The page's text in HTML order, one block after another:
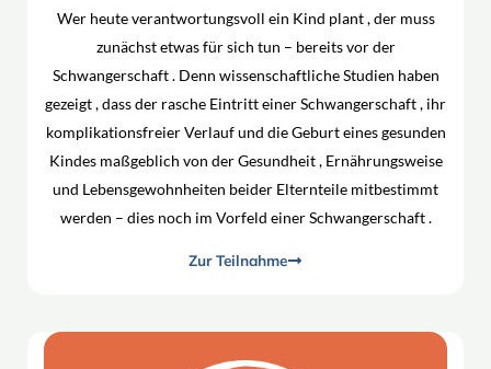
Wer heute verantwortungsvoll ein Kind plant , der muss
zunächst etwas für sich tun – bereits vor der
Schwangerschaft . Denn wissenschaftliche Studien haben
gezeigt , dass der rasche Eintritt einer Schwangerschaft , ihr
komplikations­freier Verlauf und die Geburt eines gesunden
Kindes maßgeblich von der Gesundheit , Ernährungsweise
und Lebensgewohnheiten beider Elternteile mitbestimmt
werden – dies noch im Vorfeld einer Schwangerschaft .
Zur Teilnahme